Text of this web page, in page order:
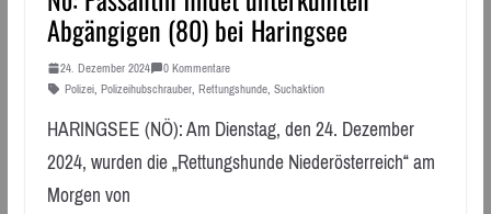
Abgängigen (80) bei Haringsee
24. Dezember 2024
0 Kommentare
Polizei, Polizeihubschrauber, Rettungshunde, Suchaktion
HARINGSEE (NÖ): Am Dienstag, den 24. Dezember
2024, wurden die „Rettungshunde Niederösterreich“ am
Morgen von